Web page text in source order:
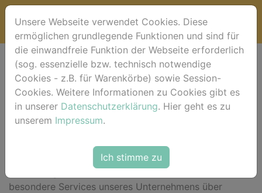
Datenschutzerklärung
Wir freuen uns sehr über Ihr Interesse an unserem
Unternehmen. Datenschutz hat einen besonders hohen
Eine Nutzung der Internetseiten der horse-foto.de ist
grundsätzlich ohne jede Angabe personenbezogener
besondere Services unseres Unternehmens über
Unsere Webseite verwendet Cookies. Diese
ermöglichen grundlegende Funktionen und sind für
die einwandfreie Funktion der Webseite erforderlich
(sog. essenzielle bzw. technisch notwendige
Cookies - z.B. für Warenkörbe) sowie Session-
Cookies. Weitere Informationen zu Cookies gibt es
in unserer Datenschutzerklärung. Hier geht es zu
unserem Impressum.
Ich stimme zu